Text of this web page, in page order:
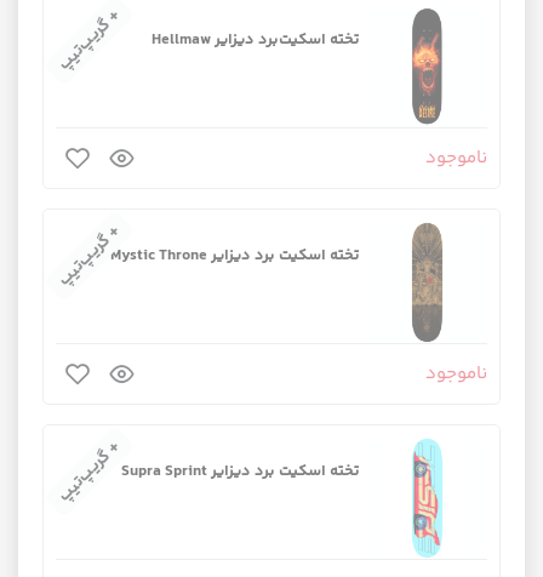
تخته اسکیت‌برد دیزایر Hellmaw
ناموجود
+ گریپ‌تیپ
تخته اسکیت برد دیزایر Mystic Throne
ناموجود
+ گریپ‌تیپ
تخته اسکیت برد دیزایر Supra Sprint + گریپ‌تیپ